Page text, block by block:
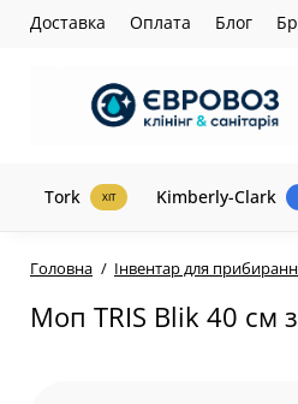
Доставка Оплата Блог
Tork ХІТ Kimberly-Clark
Головна Інвентар для
Моп TRIS Blik 40 см